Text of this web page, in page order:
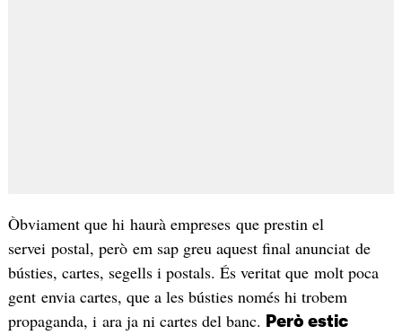
Òbviament que hi haurà empreses que prestin el
servei postal, però em sap greu aquest final anunciat de
bústies, cartes, segells i postals. És veritat que molt poca
gent envia cartes, que a les bústies només hi trobem
propaganda, i ara ja ni cartes del banc.
Però estic